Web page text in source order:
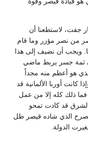
جفت، لاستطعنا أن
من نصر مؤزر وما قام
ويجب أن نضيف إلى هذا
ثمة جسر يربط ماضي
هو أعظم منه مجداً
كانت أوربا الألمانية قد
فما ذلك كله إلا من عمل
قد كادت تمحو
الذي شاده قيصر ظل
الدولة.